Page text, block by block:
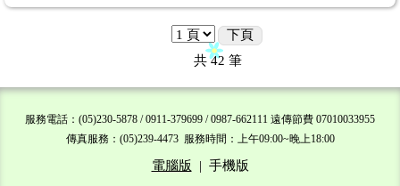
下頁
共42 筆
服務電話：(05)230-5878 / 0911-379699 / 0987-662111 遠傳節費 07010033955
傳真服務：(05)239-4473 服務時間：上午09:00~晚上18:00
電腦版 | 手機版